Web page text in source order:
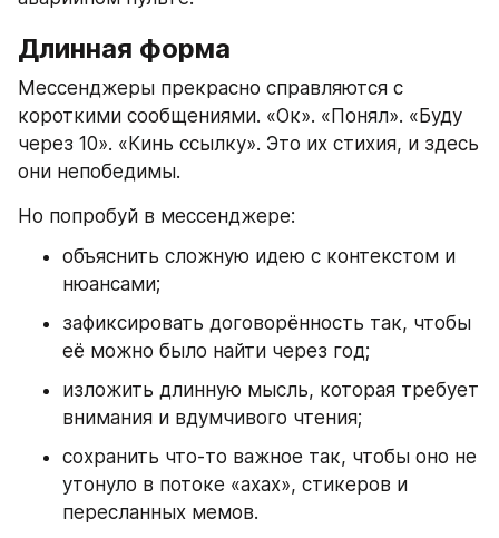
Длинная форма
Мессенджеры прекрасно справляются с
короткими сообщениями. «Ок». «Понял». «Буду
через 10». «Кинь ссылку». Это их стихия, и здесь
они непобедимы.
Но попробуй в мессенджере:
объяснить сложную идею с контекстом и
нюансами;
зафиксировать договорённость так, чтобы
её можно было найти через год;
изложить длинную мысль, которая требует
внимания и вдумчивого чтения;
сохранить что-то важное так, чтобы оно не
утонуло в потоке «ахах», стикеров и
пересланных мемов.